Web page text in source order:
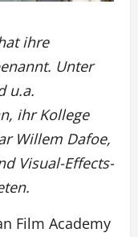
ihre
Unter
u.a.
ihr Kollege
Willem Dafoe,
Visual-Effects-
Film Academy